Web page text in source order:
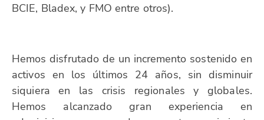
BCIE, Bladex, y FMO entre otros).
Hemos disfrutado de un incremento sostenido en
activos en los últimos 24 años, sin disminuir
siquiera en las crisis regionales y globales.
Hemos alcanzado gran experiencia en